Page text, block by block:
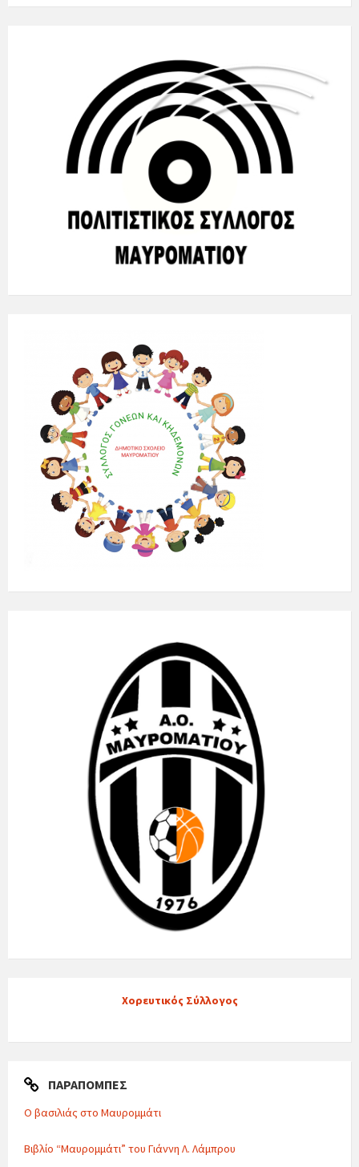
Χορευτικός Σύλλογος
ΠΑΡΑΠΟΜΠΈΣ
Ο βασιλιάς στο Μαυρομμάτι
Βιβλίο “Μαυρομμάτι” του Γιάννη Λ. Λάμπρου